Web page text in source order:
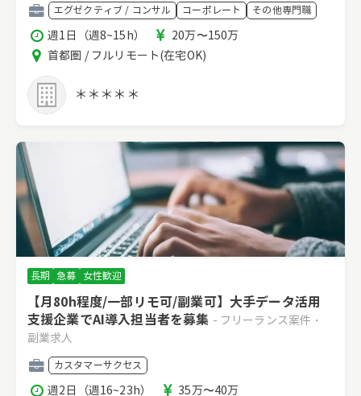
職
種
エグゼクティブ / コンサル コーポレート その他専門職
稼
働
時
間
週1日（週8~15h）
報
酬
20万〜150万
エ
ア
首都圏 / フルリモート(在宅OK)
＊＊＊＊＊
長期 急募 女性歓迎
【月80h程度/一部リモ可/副業可】大手データ活用
支援企業でAI導入担当者を募集 - フリーランス案件・
副業求人
職
種
カスタマーサクセス
稼
週2日（週16~23h）
報
35万〜40万